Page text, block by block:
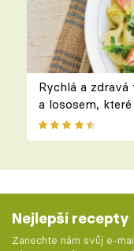
Rychlá a
a lososem,
Nejlepší recepty
Zanechte nám svůj e-